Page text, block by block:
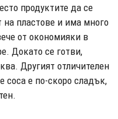
продуктите да се
на пластове и има много
от окономияки в
Докато се готви,
Другият отличителен
соса е по-скоро сладък,